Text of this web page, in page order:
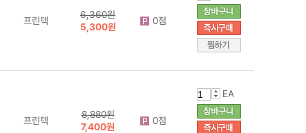
프린텍
6,360원
5,300원
0점
프린텍
8,880원
7,400원
0점
EA